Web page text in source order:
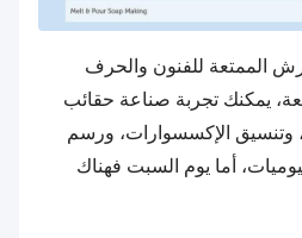
الممتعة للفنون والحرف
يمكنك تجربة صناعة حقائب
وتنسيق الإكسسوارات، ورسم
أما يوم السبت فهناك